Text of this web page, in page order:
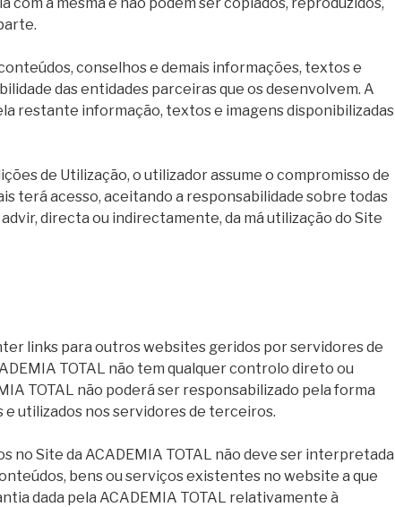
conselhos e demais informações, textos e
das entidades parceiras que os desenvolvem. A
restante informação, textos e imagens disponibilizadas
de Utilização, o utilizador assume o compromisso de
terá acesso, aceitando a responsabilidade sobre todas
directa ou indirectamente, da má utilização do Site
links para outros websites geridos por servidores de
TOTAL não tem qualquer controlo direto ou
TOTAL não poderá ser responsabilizado pela forma
e utilizados nos servidores de terceiros.
no Site da ACADEMIA TOTAL não deve ser interpretada
bens ou serviços existentes no website a que
dada pela ACADEMIA TOTAL relativamente à